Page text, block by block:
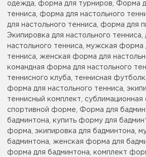
одежда, форма для турниров, Форма
тенниса, форма для настольного
для настольного тенниса, форма для
Экипировка для настольного
настольного тенниса, мужская форма
тенниса, женская форма для
командная форма для настольного
теннисного клуба, теннисная
форма для настольного тенниса,
теннисный комплект,
спортивной форме, Форма для
бадминтона, купить форму для
форма, экипировка для бадминтона,
бадминтона, женская форма для
форма для бадминтона, комплект